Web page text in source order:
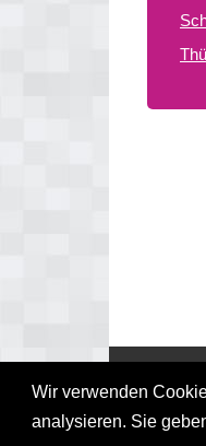
Wir verwenden
analysieren. Sie